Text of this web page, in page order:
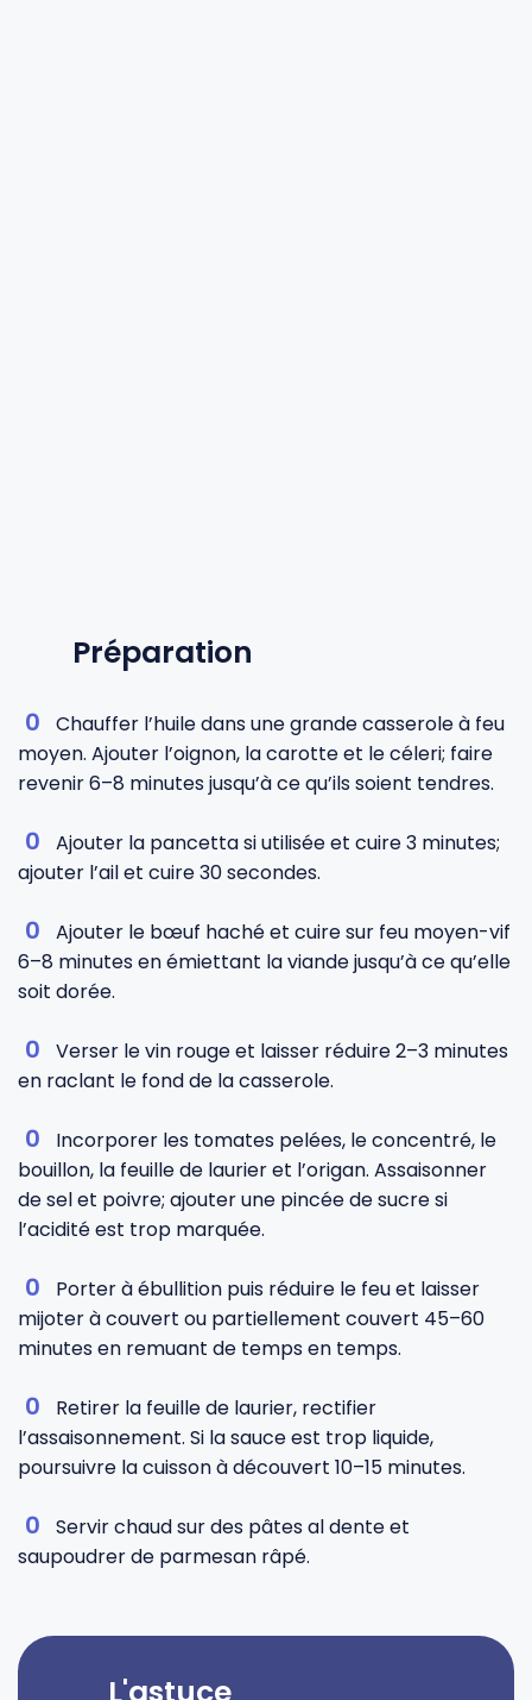
Préparation
Chauffer l’huile dans une grande casserole à feu
moyen. Ajouter l’oignon, la carotte et le céleri; faire
revenir 6–8 minutes jusqu’à ce qu’ils soient tendres.
Ajouter la pancetta si utilisée et cuire 3 minutes;
ajouter l’ail et cuire 30 secondes.
Ajouter le bœuf haché et cuire sur feu moyen-vif
6–8 minutes en émiettant la viande jusqu’à ce qu’elle
soit dorée.
Verser le vin rouge et laisser réduire 2–3 minutes
en raclant le fond de la casserole.
Incorporer les tomates pelées, le concentré, le
bouillon, la feuille de laurier et l’origan. Assaisonner
de sel et poivre; ajouter une pincée de sucre si
l’acidité est trop marquée.
Porter à ébullition puis réduire le feu et laisser
mijoter à couvert ou partiellement couvert 45–60
minutes en remuant de temps en temps.
Retirer la feuille de laurier, rectifier
l’assaisonnement. Si la sauce est trop liquide,
poursuivre la cuisson à découvert 10–15 minutes.
Servir chaud sur des pâtes al dente et
saupoudrer de parmesan râpé.